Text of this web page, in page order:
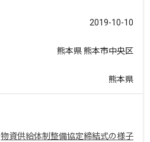
2019-10-10
熊本県 熊本市中央区
熊本県
物資供給体制整備協定締結式の様子